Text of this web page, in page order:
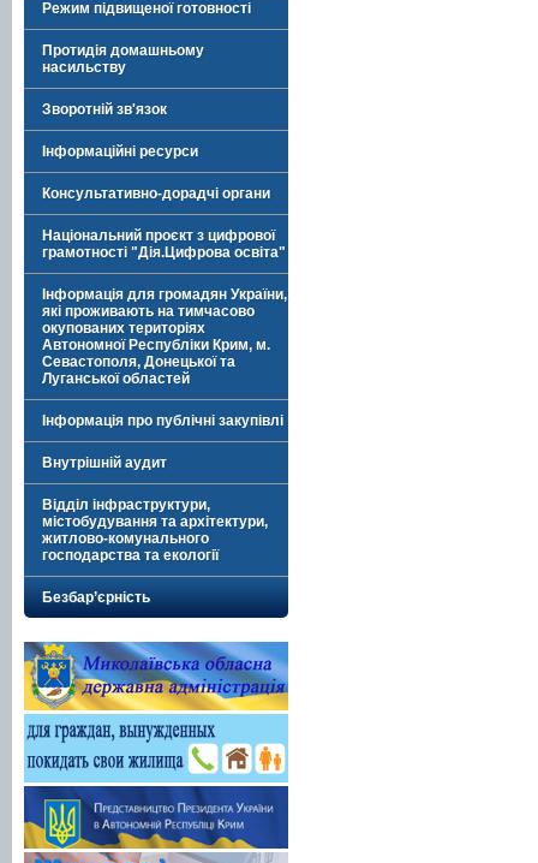
Режим підвищеної готовності
Протидія домашньому
насильству
Зворотній зв'язок
Інформаційні ресурси
Консультативно-дорадчі органи
Національний проєкт з цифрової
грамотності "Дія.Цифрова освіта"
Інформація для громадян України,
які проживають на тимчасово
окупованих територіях
Автономної Республіки Крим, м.
Севастополя, Донецької та
Луганської областей
Інформація про публічні закупівлі
Внутрішній аудит
Відділ інфраструктури,
містобудування та архітектури,
житлово-комунального
господарства та екології
Безбар’єрність